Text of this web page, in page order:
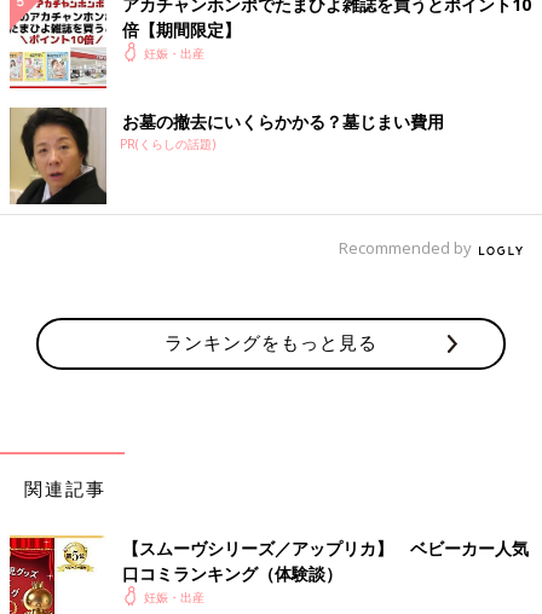
アカチャンホンポでたまひよ雑誌を買うとポイント10
倍【期間限定】
妊娠・出産
お墓の撤去にいくらかかる？墓じまい費用
PR(くらしの話題)
Recommended by
ランキングをもっと見る
関連記事
【スムーヴシリーズ／アップリカ】 ベビーカー人気
口コミランキング（体験談）
妊娠・出産